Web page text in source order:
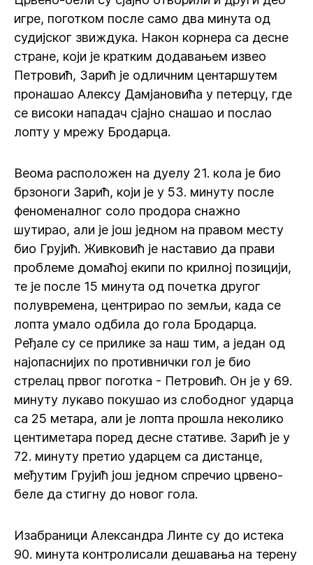
игре, поготком после само два минута од
судијског звиждука. Након корнера са десне
стране, који је кратким додавањем извео
Петровић, Зарић је одличним центаршутем
пронашао Алексу Дамјановића у петерцу, где
се високи нападач сјајно снашао и послао
лопту у мрежу Бродарца.
Веома расположен на дуелу 21. кола је био
брзоноги Зарић, који је у 53. минуту после
феноменалног соло продора снажно
шутирао, али је још једном на правом месту
био Грујић. Живковић је наставио да прави
проблеме домаћој екипи по крилној позицији,
те је после 15 минута од почетка другог
полувремена, центрирао по земљи, када се
лопта умало одбила до гола Бродарца.
Ређале су се прилике за наш тим, а један од
најопаснијих по противнички гол је био
стрелац првог поготка - Петровић. Он је у 69.
минуту лукаво покушао из слободног ударца
са 25 метара, али је лопта прошла неколико
центиметара поред десне стативе. Зарић је у
72. минуту претио ударцем са дистанце,
међутим Грујић још једном спречио црвено-
беле да стигну до новог гола.
Изабраници Александра Линте су до истека
90. минута контролисали дешавања на терену